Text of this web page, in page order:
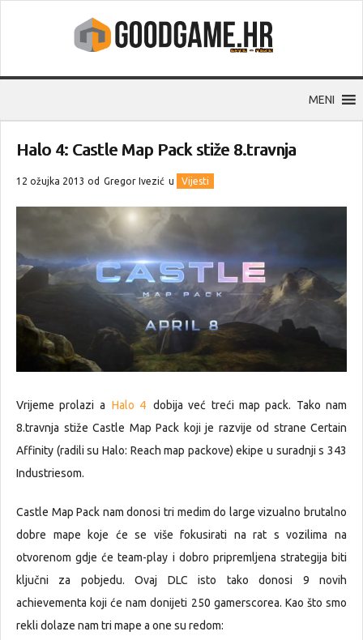
MENI
Halo 4: Castle Map Pack stiže 8.travnja
12 ožujka 2013 od Gregor Ivezić u Vijesti
Vrijeme prolazi a Halo 4 dobija već treći map pack. Tako nam
8.travnja stiže Castle Map Pack koji je razvije od strane Certain
Affinity (radili su Halo: Reach map packove) ekipe u suradnji s 343
Industriesom.
Castle Map Pack nam donosi tri medim do large vizualno brutalno
dobre mape koje će se više fokusirati na rat s vozilima na
otvorenom gdje će team-play i dobro pripremljena strategija biti
ključni za pobjedu. Ovaj DLC isto tako donosi 9 novih
achievementa koji će nam donijeti 250 gamerscorea. Kao što smo
rekli dolaze nam tri mape a one su redom: